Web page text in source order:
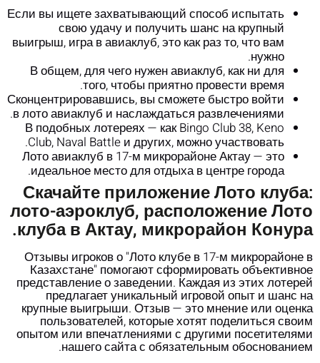
Если вы ищете захватывающий способ испытать
свою удачу и получить шанс на крупный
выигрыш, игра в авиаклуб, это как раз то, что вам
нужно.
В общем, для чего нужен авиаклуб, как ни для
того, чтобы приятно провести время.
Сконцентрировавшись, вы сможете быстро войти
в лото авиаклуб и наслаждаться развлечениями.
В подобных лотереях — как Bingo Club 38, Keno
Club, Naval Battle и других, можно участвовать.
Лото авиаклуб в 17-м микрорайоне Актау — это
идеальное место для отдыха в центре города.
Скачайте приложение Лото клуба:
лото-аэроклуб, расположение Лото
клуба в Актау, микрорайон Конура.
Отзывы игроков о "Лото клубе в 17-м микрорайоне в
Казахстане" помогают сформировать объективное
представление о заведении. Каждая из этих лотерей
предлагает уникальный игровой опыт и шанс на
крупные выигрыши. Отзыв — это мнение или оценка
пользователей, которые хотят поделиться своим
опытом или впечатлениями с другими посетителями
нашего сайта с обязательным обоснованием.